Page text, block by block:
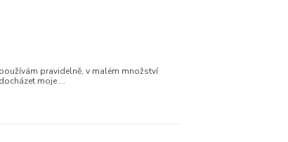
pravidelně, v malém množství
moje …